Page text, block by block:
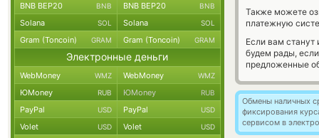
Также можете
платежную
Если вам
будем рады,
предложенные
Обмены наличных
фиксирования
сервисом в
BNB BEP20 BNB BNB BEP20 BNB
Solana SOL Solana SOL
Gram (Toncoin) GRAM Gram (Toncoin) GRAM
Электронные деньги
WebMoney WMZ WebMoney WMZ
ЮMoney RUB ЮMoney RUB
PayPal USD PayPal USD
Volet USD Volet USD